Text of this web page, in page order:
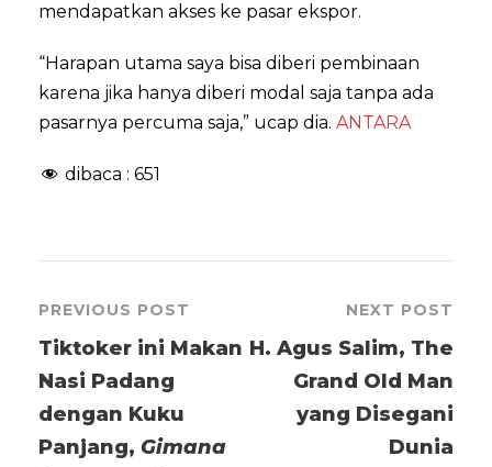
mendapatkan akses ke pasar ekspor.
“Harapan utama saya bisa diberi pembinaan
karena jika hanya diberi modal saja tanpa ada
pasarnya percuma saja,” ucap dia. ANTARA
dibaca : 651
PREVIOUS POST
Tiktoker ini Makan
Nasi Padang
dengan Kuku
Panjang, Gimana
NEXT POST
H. Agus Salim, The
Grand Old Man
yang Disegani
Dunia